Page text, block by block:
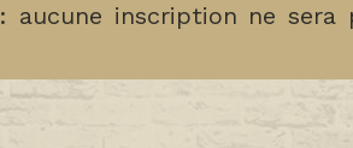
: aucune inscription ne sera